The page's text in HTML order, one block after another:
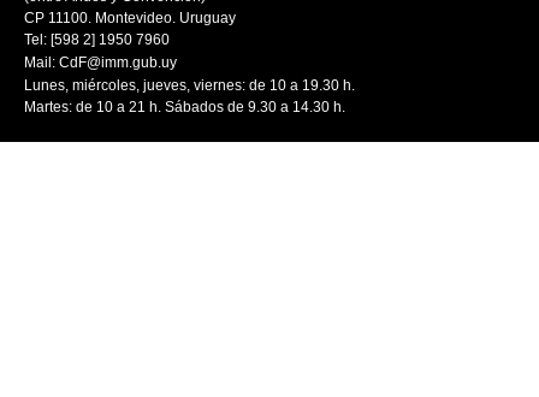
CP 11100. Montevideo. Uruguay
Tel: [598 2] 1950 7960
Mail: CdF@imm.gub.uy
Lunes, miércoles, jueves, viernes: de 10 a 19.30 h.
Martes: de 10 a 21 h. Sábados de 9.30 a 14.30 h.